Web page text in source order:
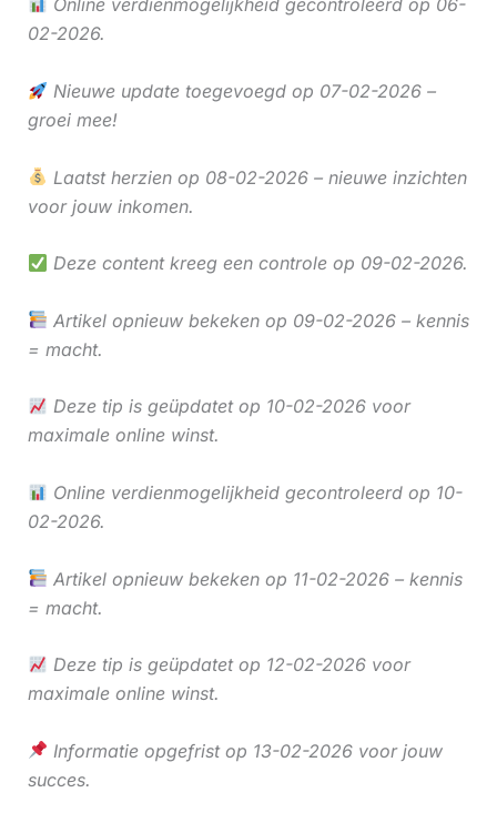
Online verdienmogelijkheid gecontroleerd op 06-
02-2026.
Nieuwe update toegevoegd op 07-02-2026 –
groei mee!
Laatst herzien op 08-02-2026 – nieuwe inzichten
voor jouw inkomen.
Deze content kreeg een controle op 09-02-2026.
Artikel opnieuw bekeken op 09-02-2026 – kennis
= macht.
Deze tip is geüpdatet op 10-02-2026 voor
maximale online winst.
Online verdienmogelijkheid gecontroleerd op 10-
02-2026.
Artikel opnieuw bekeken op 11-02-2026 – kennis
= macht.
Deze tip is geüpdatet op 12-02-2026 voor
maximale online winst.
Informatie opgefrist op 13-02-2026 voor jouw
succes.